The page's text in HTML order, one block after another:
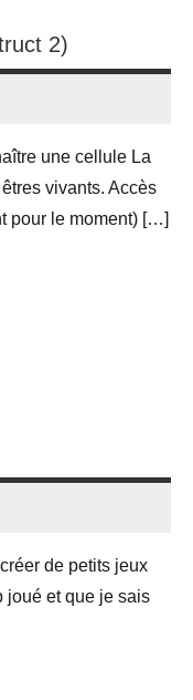
2)
une cellule La
vivants. Accès
pour le moment) […]
de petits jeux
joué et que je sais